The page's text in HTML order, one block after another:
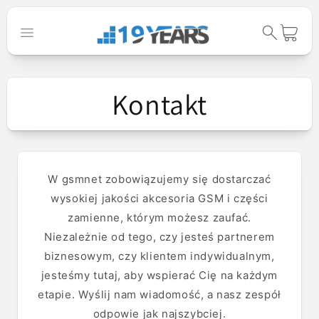
Przejdź do
Koszyk
Kontakt
W gsmnet zobowiązujemy się dostarczać
wysokiej jakości akcesoria GSM i części
zamienne, którym możesz zaufać.
Niezależnie od tego, czy jesteś partnerem
biznesowym, czy klientem indywidualnym,
jesteśmy tutaj, aby wspierać Cię na każdym
etapie. Wyślij nam wiadomość, a nasz zespół
odpowie jak najszybciej.